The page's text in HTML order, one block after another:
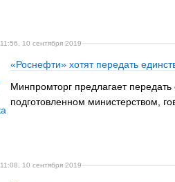
11:56, 10 сентября 2019
«Роснефти» хотят передать
Минпромторг предлагает
подготовленном министерством,
11:08, 10 сентября 2019